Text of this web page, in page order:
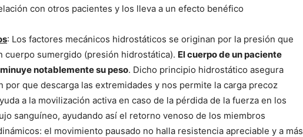
con otros pacientes y los lleva a un efecto benéfico
: Los factores mecánicos hidrostáticos se originan por la presión que
cuerpo sumergido (presión hidrostática). El cuerpo de un paciente
notablemente su peso. Dicho principio hidrostático asegura
por que descarga las extremidades y nos permite la carga precoz
a la movilización activa en caso de la pérdida de la fuerza en los
sanguí­neo, ayudando así­ el retorno venoso de los miembros
el movimiento pausado no halla resistencia apreciable y a más